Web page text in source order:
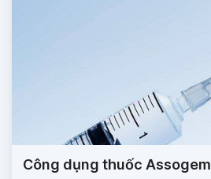
Công dụng thuốc Assogem